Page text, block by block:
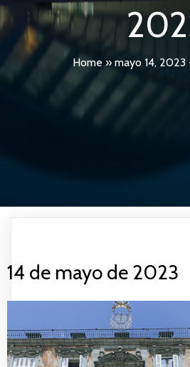
Home » mayo 14, 2023
14 de mayo de 2023